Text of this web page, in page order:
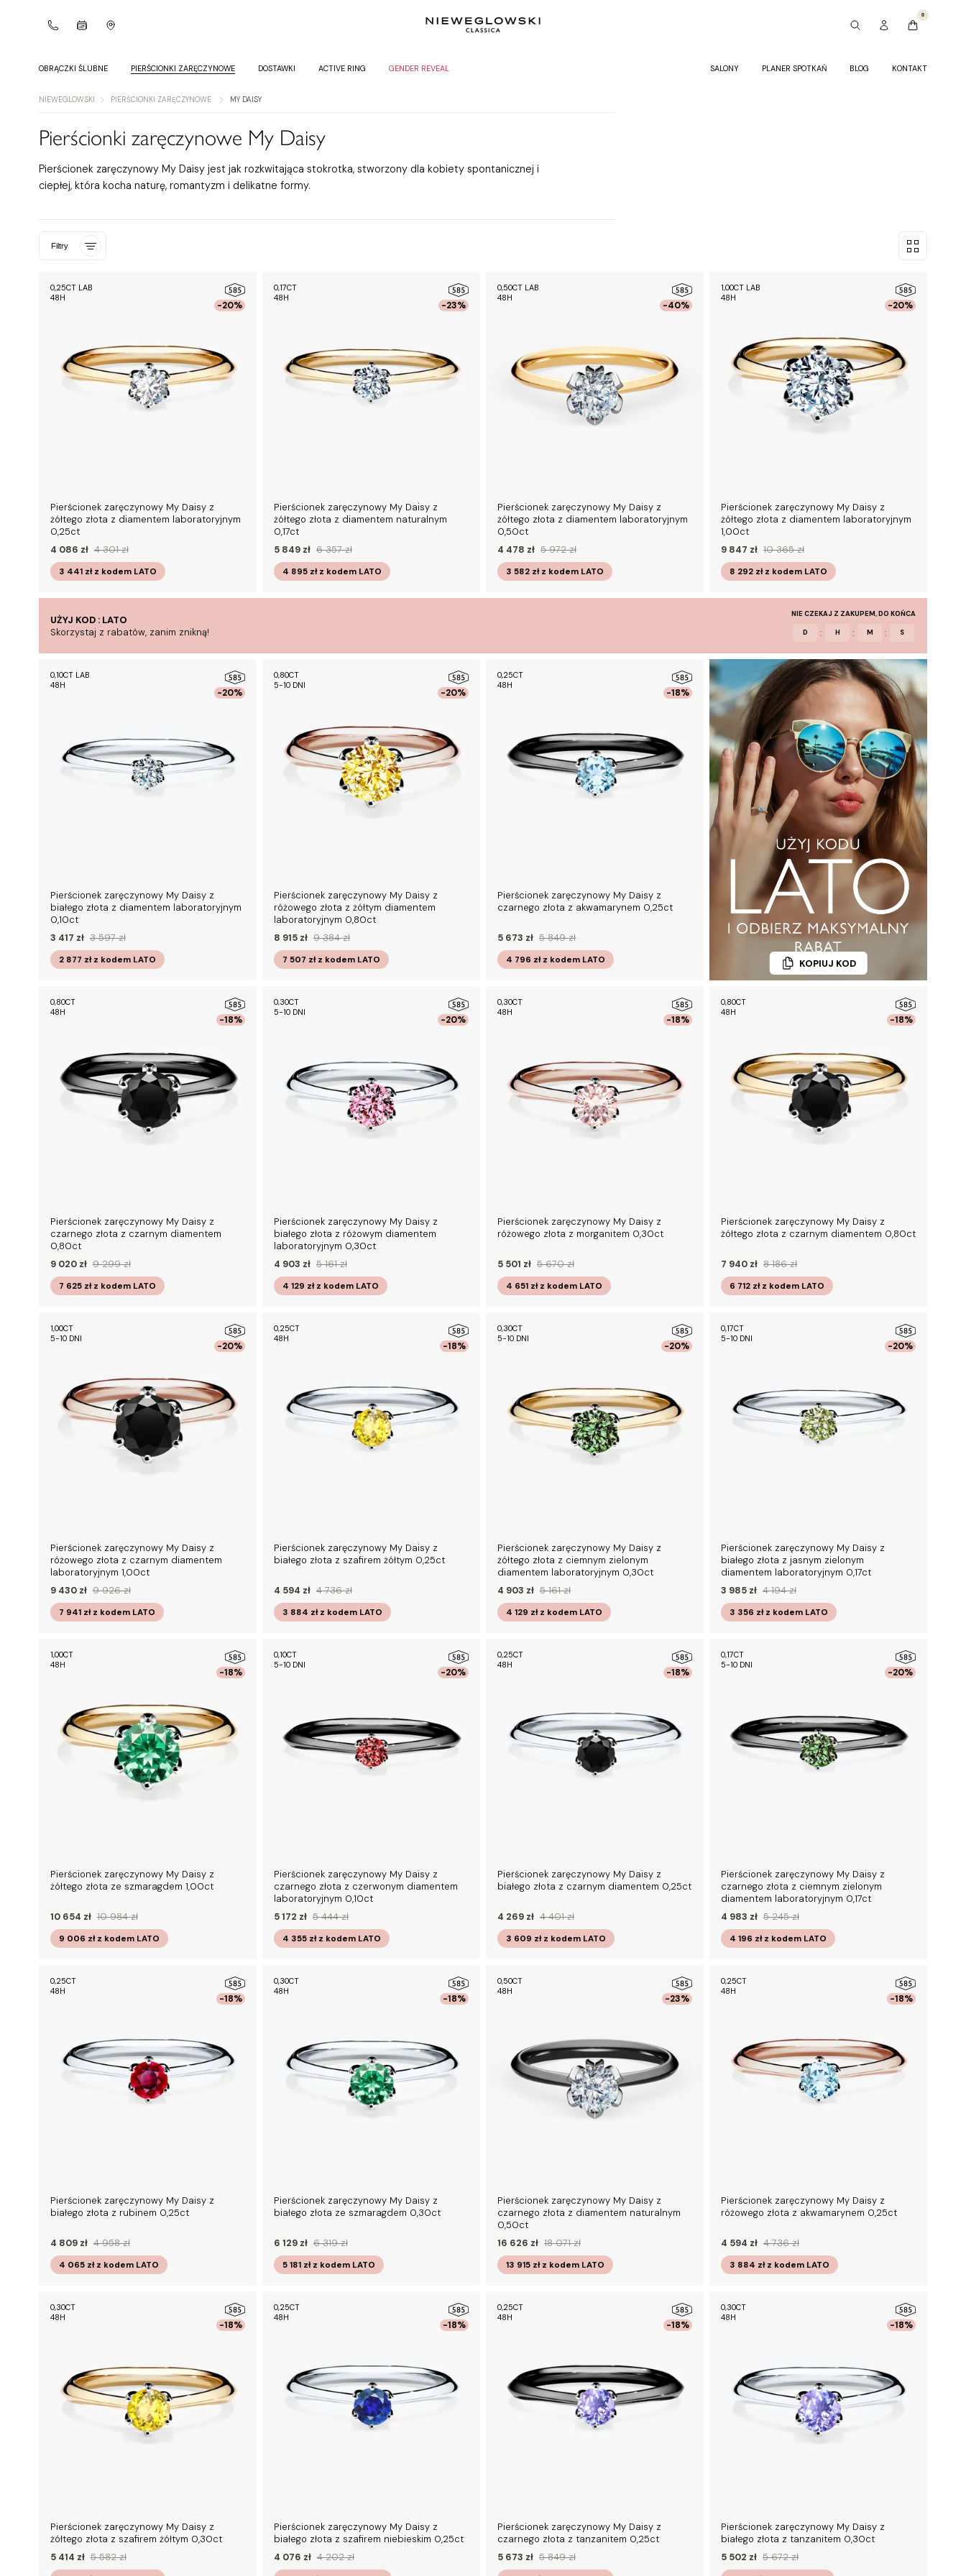
0
OBRĄCZKI ŚLUBNE PIERŚCIONKI ZARĘCZYNOWE DOSTAWKI ACTIVE RING GENDER REVEAL SALONY PLANER SPOTKAŃ BLOG KONTAKT
NIEWEGLOWSKI PIERŚCIONKI ZARĘCZYNOWE MY DAISY
Pierścionki zaręczynowe My Daisy
Pierścionek zaręczynowy My Daisy jest jak rozkwitająca stokrotka, stworzony dla kobiety spontanicznej i
ciepłej, która kocha naturę, romantyzm i delikatne formy.
Filtry
-20%
0,25CT LAB
48H
Pierścionek zaręczynowy My Daisy z
żółtego złota z diamentem laboratoryjnym
0,25ct
4 086 zł 4 301 zł
3 441 zł z kodemLATO
-23%
0,17CT
48H
Pierścionek zaręczynowy My Daisy z
żółtego złota z diamentem naturalnym
0,17ct
5 849 zł 6 357 zł
4 895 zł z kodemLATO
-40%
0,50CT LAB
48H
Pierścionek zaręczynowy My Daisy z
żółtego złota z diamentem laboratoryjnym
0,50ct
4 478 zł 5 972 zł
3 582 zł z kodem LATO
-20%
1,00CT LAB
48H
Pierścionek zaręczynowy My Daisy z
żółtego złota z diamentem laboratoryjnym
1,00ct
9 847 zł 10 365 zł
8 292 zł z kodem LATO
UŻYJ KOD : LATO
Skorzystaj z rabatów, zanim znikną!
NIE CZEKAJ Z ZAKUPEM, DO KOŃCA
D : H : M : S
-20%
0,10CT LAB
48H
Pierścionek zaręczynowy My Daisy z
białego złota z diamentem laboratoryjnym
0,10ct
3 417 zł 3 597 zł
2 877 zł z kodemLATO
-20%
0,80CT
5-10 DNI
Pierścionek zaręczynowy My Daisy z
różowego złota z żółtym diamentem
laboratoryjnym 0,80ct
8 915 zł 9 384 zł
7 507 zł z kodemLATO
-18%
0,25CT
48H
Pierścionek zaręczynowy My Daisy z
czarnego złota z akwamarynem 0,25ct
5 673 zł 5 849 zł
4 796 zł z kodem LATO KOPIUJ KOD
-18%
0,80CT
48H
Pierścionek zaręczynowy My Daisy z
czarnego złota z czarnym diamentem
0,80ct
9 020 zł 9 299 zł
7 625 zł z kodemLATO
-20%
0,30CT
5-10 DNI
Pierścionek zaręczynowy My Daisy z
białego złota z różowym diamentem
laboratoryjnym 0,30ct
4 903 zł 5 161 zł
4 129 zł z kodemLATO
-18%
0,30CT
48H
Pierścionek zaręczynowy My Daisy z
różowego złota z morganitem 0,30ct
5 501 zł 5 670 zł
4 651 zł z kodem LATO
-18%
0,80CT
48H
Pierścionek zaręczynowy My Daisy z
żółtego złota z czarnym diamentem 0,80ct
7 940 zł 8 186 zł
6 712 zł z kodem LATO
-20%
1,00CT
5-10 DNI
Pierścionek zaręczynowy My Daisy z
różowego złota z czarnym diamentem
laboratoryjnym 1,00ct
9 430 zł 9 926 zł
7 941 zł z kodemLATO
-18%
0,25CT
48H
Pierścionek zaręczynowy My Daisy z
białego złota z szafirem żółtym 0,25ct
4 594 zł 4 736 zł
3 884 zł z kodemLATO
-20%
0,30CT
5-10 DNI
Pierścionek zaręczynowy My Daisy z
żółtego złota z ciemnym zielonym
diamentem laboratoryjnym 0,30ct
4 903 zł 5 161 zł
4 129 zł z kodem LATO
-20%
0,17CT
5-10 DNI
Pierścionek zaręczynowy My Daisy z
białego złota z jasnym zielonym
diamentem laboratoryjnym 0,17ct
3 985 zł 4 194 zł
3 356 zł z kodem LATO
-18%
1,00CT
48H
Pierścionek zaręczynowy My Daisy z
żółtego złota ze szmaragdem 1,00ct
10 654 zł 10 984 zł
9 006 zł z kodemLATO
-20%
0,10CT
5-10 DNI
Pierścionek zaręczynowy My Daisy z
czarnego złota z czerwonym diamentem
laboratoryjnym 0,10ct
5 172 zł 5 444 zł
4 355 zł z kodemLATO
-18%
0,25CT
48H
Pierścionek zaręczynowy My Daisy z
białego złota z czarnym diamentem 0,25ct
4 269 zł 4 401 zł
3 609 zł z kodem LATO
-20%
0,17CT
5-10 DNI
Pierścionek zaręczynowy My Daisy z
czarnego złota z ciemnym zielonym
diamentem laboratoryjnym 0,17ct
4 983 zł 5 245 zł
4 196 zł z kodem LATO
-18%
0,25CT
48H
Pierścionek zaręczynowy My Daisy z
białego złota z rubinem 0,25ct
4 809 zł 4 958 zł
4 065 zł z kodemLATO
-18%
0,30CT
48H
Pierścionek zaręczynowy My Daisy z
białego złota ze szmaragdem 0,30ct
6 129 zł 6 319 zł
5 181 zł z kodemLATO
-23%
0,50CT
48H
Pierścionek zaręczynowy My Daisy z
czarnego złota z diamentem naturalnym
0,50ct
16 626 zł 18 071 zł
13 915 zł z kodem LATO
-18%
0,25CT
48H
Pierścionek zaręczynowy My Daisy z
różowego złota z akwamarynem 0,25ct
4 594 zł 4 736 zł
3 884 zł z kodem LATO
-18%
0,30CT
48H
Pierścionek zaręczynowy My Daisy z
żółtego złota z szafirem żółtym 0,30ct
5 414 zł 5 582 zł
-18%
0,25CT
48H
Pierścionek zaręczynowy My Daisy z
białego złota z szafirem niebieskim 0,25ct
4 076 zł 4 202 zł
-18%
0,25CT
48H
Pierścionek zaręczynowy My Daisy z
czarnego złota z tanzanitem 0,25ct
5 673 zł 5 849 zł
-18%
0,30CT
48H
Pierścionek zaręczynowy My Daisy z
białego złota z tanzanitem 0,30ct
5 502 zł 5 672 zł